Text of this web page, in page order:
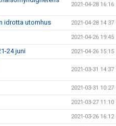
2021-04-28 16:16
idrotta utomhus 2021-04-28 14:37
2021-04-26 19:45
24 juni 2021-04-26 15:15
2021-03-31 14:37
2021-03-31 10:27
2021-03-27 11:10
2021-03-26 16:12